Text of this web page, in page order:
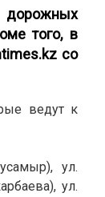
дорожных
того, в
со
ведут к
ул.
ул.